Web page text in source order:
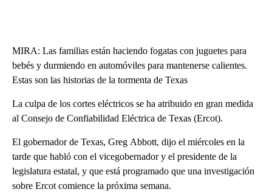
MIRA: Las familias están haciendo fogatas con juguetes para
bebés y durmiendo en automóviles para mantenerse calientes.
Estas son las historias de la tormenta de Texas
La culpa de los cortes eléctricos se ha atribuido en gran medida
al Consejo de Confiabilidad Eléctrica de Texas (Ercot).
El gobernador de Texas, Greg Abbott, dijo el miércoles en la
tarde que habló con el vicegobernador y el presidente de la
legislatura estatal, y que está programado que una investigación
sobre Ercot comience la próxima semana.